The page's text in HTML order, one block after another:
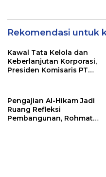
Rekomendasi untuk
Kawal Tata Kelola dan
Keberlanjutan Korporasi,
Presiden Komisaris PT
Global
Pengajian Al-Hikam Jadi
Ruang Refleksi
Pembangunan, Rohmat